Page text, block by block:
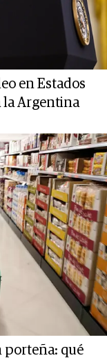
en Estados
la Argentina
porteña: qué